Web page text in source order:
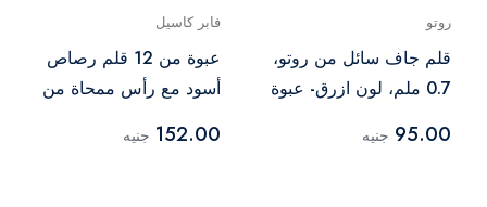
روتو
قلم جاف سائل من روتو،
0.7 ملم، لون ازرق- عبوة
95.00 جنيه
فابر كاسيل
عبوة من 12 قلم رصاص
أسود مع رأس ممحاة من
152.00 جنيه